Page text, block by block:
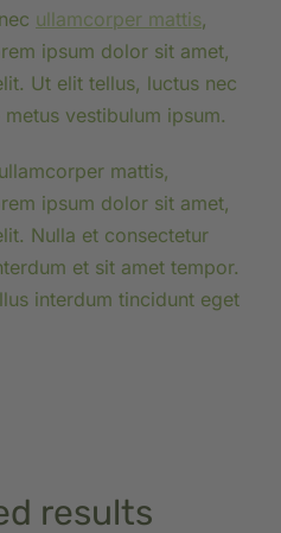
ullamcorper mattis,
ipsum dolor sit amet,
Ut elit tellus, luctus nec
vestibulum ipsum.
mattis,
ipsum dolor sit amet,
Nulla et consectetur
et sit amet tempor.
interdum tincidunt eget
results